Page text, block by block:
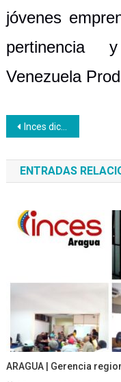
jóvenes
pertinencia
Venezuela
Navegación
de
entradas
Inces dicta formación preventiva a sus aprendices en el foro de Salud Sexual través de MPPRIJP
ENTRADAS
ARAGUA | Gerencia